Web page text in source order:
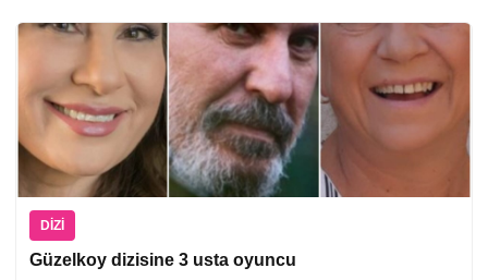
DIZI
Güzelkoy dizisine 3 usta oyuncu